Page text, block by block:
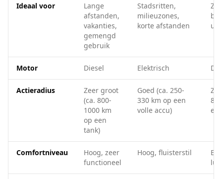
Ideaal voor
Lange
afstanden,
vakanties,
gemengd
gebruik
Stadsritten,
milieuzones,
korte afstanden
Motor Diesel Elektrisch
Actieradius
Zeer groot
(ca. 800-
1000 km
op een
tank)
Goed (ca. 250-
330 km op een
volle accu)
Comfortniveau
Hoog, zeer
functioneel
Hoog, fluisterstil